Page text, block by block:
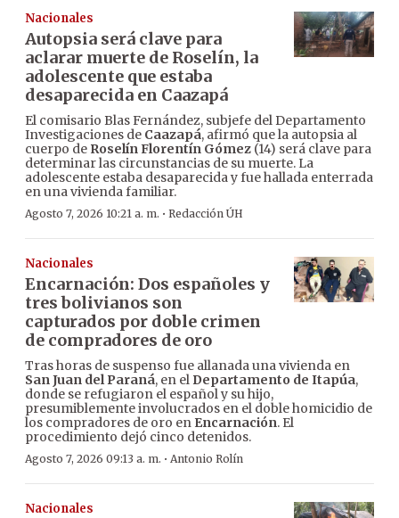
Nacionales
Autopsia será clave para
aclarar muerte de Roselín, la
adolescente que estaba
desaparecida en Caazapá
El comisario Blas Fernández, subjefe del Departamento
Investigaciones de Caazapá, afirmó que la autopsia al
cuerpo de Roselín Florentín Gómez (14) será clave para
determinar las circunstancias de su muerte. La
adolescente estaba desaparecida y fue hallada enterrada
en una vivienda familiar.
Agosto 7, 2026 10:21 a. m. · Redacción ÚH
Nacionales
Encarnación: Dos españoles y
tres bolivianos son
capturados por doble crimen
de compradores de oro
Tras horas de suspenso fue allanada una vivienda en
San Juan del Paraná, en el Departamento de Itapúa,
donde se refugiaron el español y su hijo,
presumiblemente involucrados en el doble homicidio de
los compradores de oro en Encarnación. El
procedimiento dejó cinco detenidos.
Agosto 7, 2026 09:13 a. m. · Antonio Rolín
Nacionales